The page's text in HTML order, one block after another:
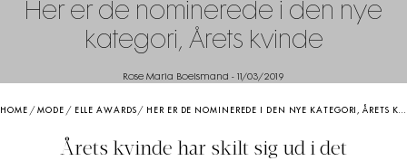
Her er de nominerede i den nye
kategori, Årets kvinde
Rose Maria Boelsmand - 11/03/2019
HOME /MODE / ELLE AWARDS / HER ER DE NOMINEREDE I DEN NYE KATEGORI, ÅRETS KVINDE
Årets kvinde har skilt sig ud i det